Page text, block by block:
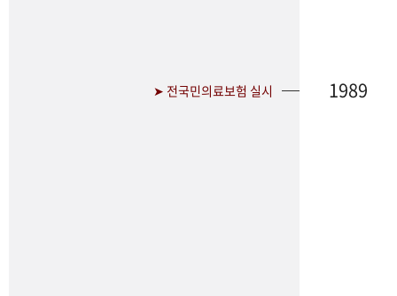
➤ 전국민의료보험 실시 1989